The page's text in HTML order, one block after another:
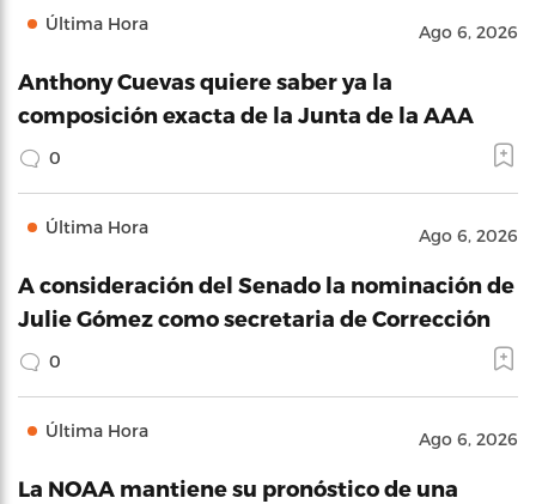
Última Hora Ago 6, 2026
Anthony Cuevas quiere saber ya la
composición exacta de la Junta de la AAA
0
Última Hora Ago 6, 2026
A consideración del Senado la nominación de
Julie Gómez como secretaria de Corrección
0
Última Hora Ago 6, 2026
La NOAA mantiene su pronóstico de una